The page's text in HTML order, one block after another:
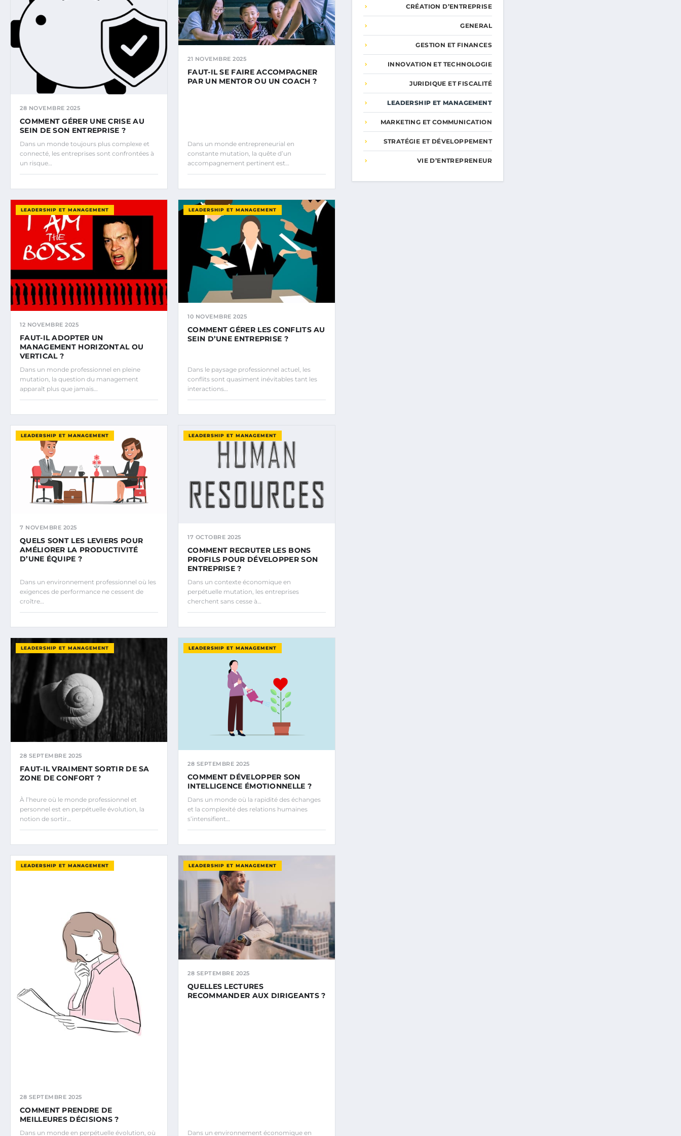
28 NOVEMBRE 2025
COMMENT GÉRER UNE CRISE AU
SEIN DE SON ENTREPRISE ?
Dans un monde toujours plus complexe et
connecté, les entreprises sont confrontées à
un risque…
21 NOVEMBRE 2025
FAUT-IL SE FAIRE ACCOMPAGNER
PAR UN MENTOR OU UN COACH ?
Dans un monde entrepreneurial en
constante mutation, la quête d’un
accompagnement pertinent est…
LEADERSHIP ET MANAGEMENT
12 NOVEMBRE 2025
FAUT-IL ADOPTER UN
MANAGEMENT HORIZONTAL OU
VERTICAL ?
Dans un monde professionnel en pleine
mutation, la question du management
apparaît plus que jamais…
LEADERSHIP ET MANAGEMENT
10 NOVEMBRE 2025
COMMENT GÉRER LES CONFLITS AU
SEIN D’UNE ENTREPRISE ?
Dans le paysage professionnel actuel, les
conflits sont quasiment inévitables tant les
interactions…
LEADERSHIP ET MANAGEMENT
7 NOVEMBRE 2025
QUELS SONT LES LEVIERS POUR
AMÉLIORER LA PRODUCTIVITÉ
D’UNE ÉQUIPE ?
Dans un environnement professionnel où les
exigences de performance ne cessent de
croître…
LEADERSHIP ET MANAGEMENT
17 OCTOBRE 2025
COMMENT RECRUTER LES BONS
PROFILS POUR DÉVELOPPER SON
ENTREPRISE ?
Dans un contexte économique en
perpétuelle mutation, les entreprises
cherchent sans cesse à…
LEADERSHIP ET MANAGEMENT
28 SEPTEMBRE 2025
FAUT-IL VRAIMENT SORTIR DE SA
ZONE DE CONFORT ?
À l’heure où le monde professionnel et
personnel est en perpétuelle évolution, la
notion de sortir…
LEADERSHIP ET MANAGEMENT
28 SEPTEMBRE 2025
COMMENT DÉVELOPPER SON
INTELLIGENCE ÉMOTIONNELLE ?
Dans un monde où la rapidité des échanges
et la complexité des relations humaines
s’intensifient…
LEADERSHIP ET MANAGEMENT
28 SEPTEMBRE 2025
COMMENT PRENDRE DE
MEILLEURES DÉCISIONS ?
Dans un monde en perpétuelle évolution, où
LEADERSHIP ET MANAGEMENT
28 SEPTEMBRE 2025
QUELLES LECTURES
RECOMMANDER AUX DIRIGEANTS ?
Dans un environnement économique en
CRÉATION D’ENTREPRISE
GENERAL
GESTION ET FINANCES
INNOVATION ET TECHNOLOGIE
JURIDIQUE ET FISCALITÉ
LEADERSHIP ET MANAGEMENT
MARKETING ET COMMUNICATION
STRATÉGIE ET DÉVELOPPEMENT
VIE D’ENTREPRENEUR